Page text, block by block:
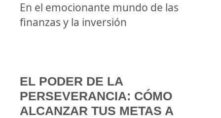
En el emocionante mundo de las
finanzas y la inversión
EL PODER DE LA
PERSEVERANCIA: CÓMO
ALCANZAR TUS METAS A